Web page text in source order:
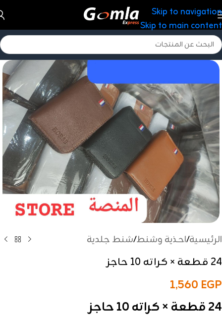
Skip to navigation
Skip to main content
الرئيسية/احذية وشنط/شنط جلدية
24 قطعة × كراته 10 حاجز
1,560 EGP
24 قطعة × كراته 10 حاجز